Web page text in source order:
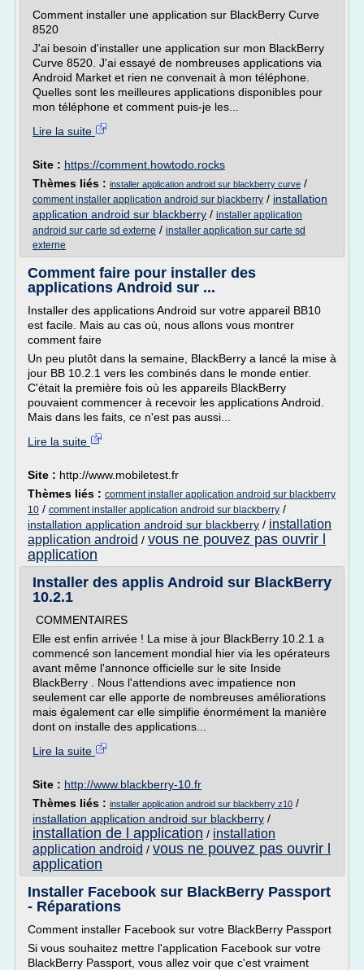
Comment installer une application sur BlackBerry Curve
8520
J'ai besoin d'installer une application sur mon BlackBerry
Curve 8520. J'ai essayé de nombreuses applications via
Android Market et rien ne convenait à mon téléphone.
Quelles sont les meilleures applications disponibles pour
mon téléphone et comment puis-je les...
Lire la suite
Site : https://comment.howtodo.rocks
Thèmes liés : installer application android sur blackberry curve /
comment installer application android sur blackberry / installation
application android sur blackberry / installer application
android sur carte sd externe / installer application sur carte sd
externe
Comment faire pour installer des
applications Android sur ...
Installer des applications Android sur votre appareil BB10
est facile. Mais au cas où, nous allons vous montrer
comment faire
Un peu plutôt dans la semaine, BlackBerry a lancé la mise à
jour BB 10.2.1 vers les combinés dans le monde entier.
C'était la première fois où les appareils BlackBerry
pouvaient commencer à recevoir les applications Android.
Mais dans les faits, ce n'est pas aussi...
Lire la suite
Site : http://www.mobiletest.fr
Thèmes liés : comment installer application android sur blackberry
10 / comment installer application android sur blackberry /
installation application android sur blackberry / installation
application android / vous ne pouvez pas ouvrir l
application
Installer des applis Android sur BlackBerry
10.2.1
COMMENTAIRES
Elle est enfin arrivée ! La mise à jour BlackBerry 10.2.1 a
commencé son lancement mondial hier via les opérateurs
avant même l'annonce officielle sur le site Inside
BlackBerry . Nous l'attendions avec impatience non
seulement car elle apporte de nombreuses améliorations
mais également car elle simplifie énormément la manière
dont on installe des applications...
Lire la suite
Site : http://www.blackberry-10.fr
Thèmes liés : installer application android sur blackberry z10 /
installation application android sur blackberry /
installation de l application / installation
application android / vous ne pouvez pas ouvrir l
application
Installer Facebook sur BlackBerry Passport
- Réparations
Comment installer Facebook sur votre BlackBerry Passport
Si vous souhaitez mettre l'application Facebook sur votre
BlackBerry Passport, vous allez voir que c'est vraiment